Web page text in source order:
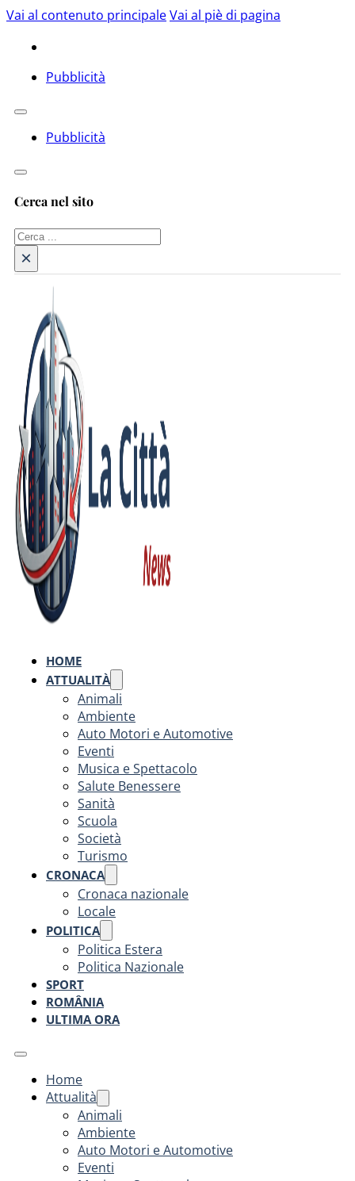
Vai al contenuto principaleVai al piè di pagina
Pubblicità
Pubblicità
Cerca nel sito
Cerca
×
HOME
ATTUALITÀ
Animali
Ambiente
Auto Motori e Automotive
Eventi
Musica e Spettacolo
Salute Benessere
Sanità
Scuola
Società
Turismo
CRONACA
Cronaca nazionale
Locale
POLITICA
Politica Estera
Politica Nazionale
SPORT
ROMÂNIA
ULTIMA ORA
Home
Attualità
Animali
Ambiente
Auto Motori e Automotive
Eventi